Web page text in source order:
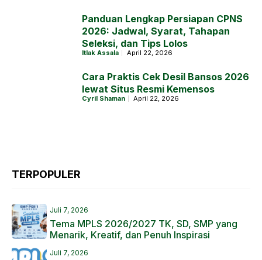
Panduan Lengkap Persiapan CPNS
2026: Jadwal, Syarat, Tahapan
Seleksi, dan Tips Lolos
Itlak Assala April 22, 2026
Cara Praktis Cek Desil Bansos 2026
lewat Situs Resmi Kemensos
Cyril Shaman April 22, 2026
TERPOPULER
Juli 7, 2026
Tema MPLS 2026/2027 TK, SD, SMP yang
Menarik, Kreatif, dan Penuh Inspirasi
Juli 7, 2026